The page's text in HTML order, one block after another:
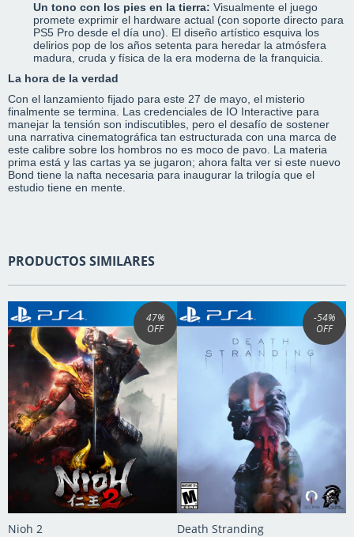
Un tono con los pies en la tierra: Visualmente el juego
promete exprimir el hardware actual (con soporte directo para
PS5 Pro desde el día uno).
El diseño artístico esquiva los
delirios pop de los años setenta para heredar la atmósfera
madura, cruda y física de la era moderna de la franquicia.
La hora de la verdad
Con el lanzamiento fijado para este 27 de mayo, el misterio
finalmente se termina. Las credenciales de IO Interactive para
manejar la tensión son indiscutibles, pero el desafío de sostener
una narrativa cinematográfica tan estructurada con una marca de
este calibre sobre los hombros no es moco de pavo. La materia
prima está y las cartas ya se jugaron; ahora falta ver si este nuevo
Bond tiene la nafta necesaria para inaugurar la trilogía que el
estudio tiene en mente.
PRODUCTOS SIMILARES
47%
OFF
Nioh 2
-54%
OFF
Death Stranding